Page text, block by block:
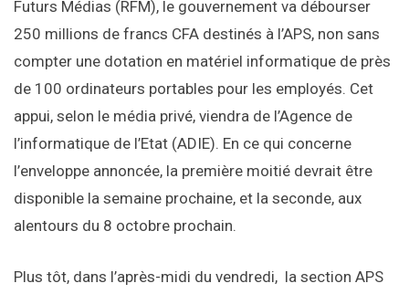
Futurs Médias (RFM), le gouvernement va débourser
250 millions de francs CFA destinés à l’APS, non sans
compter une dotation en matériel informatique de près
de 100 ordinateurs portables pour les employés. Cet
appui, selon le média privé, viendra de l’Agence de
l’informatique de l’Etat (ADIE). En ce qui concerne
l’enveloppe annoncée, la première moitié devrait être
disponible la semaine prochaine, et la seconde, aux
alentours du 8 octobre prochain.
Plus tôt, dans l’après-midi du vendredi, la section APS